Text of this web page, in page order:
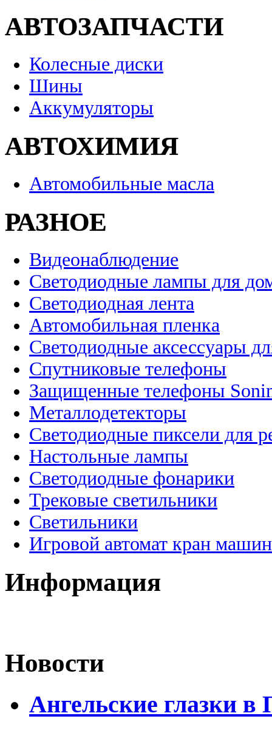
АВТОЗАПЧАСТИ
Колесные диски
Шины
Аккумуляторы
АВТОХИМИЯ
Автомобильные масла
РАЗНОЕ
Видеонаблюдение
Светодиодные лампы для
Светодиодная лента
Автомобильная пленка
Светодиодные аксессуары
Спутниковые телефоны
Защищенные телефоны
Металлодетекторы
Светодиодные пиксели для
Настольные лампы
Светодиодные фонарики
Трековые светильники
Светильники
Игровой автомат кран
Информация
Новости
Ангельские глазки в